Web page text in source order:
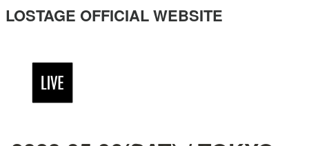
LOSTAGE OFFICIAL WEBSITE